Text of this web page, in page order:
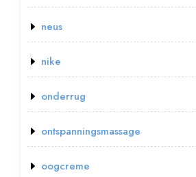
neus
nike
onderrug
ontspanningsmassage
oogcreme